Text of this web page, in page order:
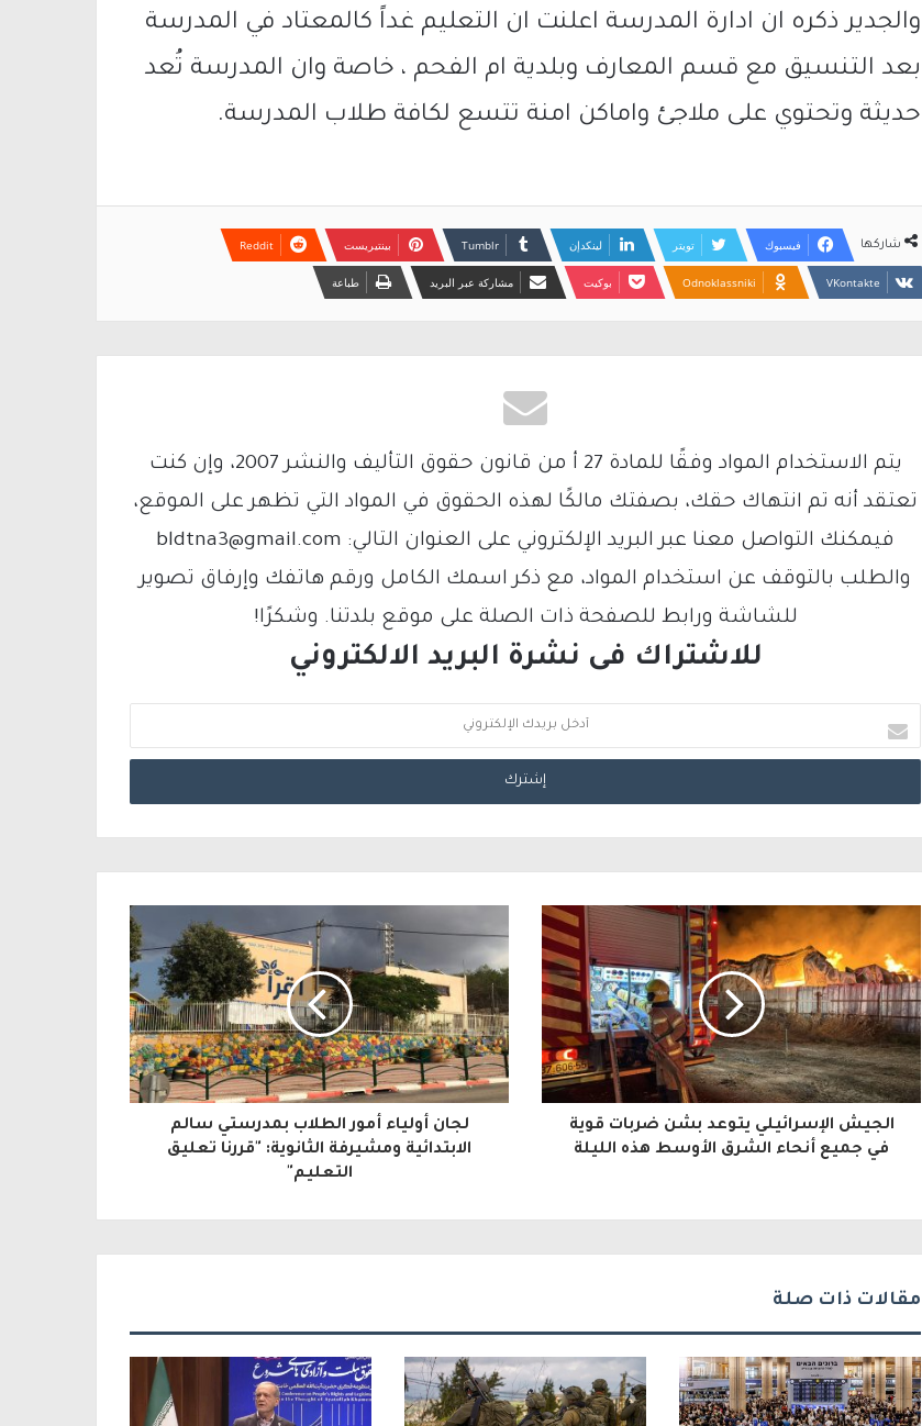
والجدير ذكره ان ادارة المدرسة اعلنت ان التعليم غداً كالمعتاد في المدرسة
بعد التنسيق مع قسم المعارف وبلدية ام الفحم ، خاصة وان المدرسة تُعد
حديثة وتحتوي على ملاجئ واماكن امنة تتسع لكافة طلاب المدرسة.
شاركها فيسبوك تويتر لينكدإن بينتيريست
Odnoklassniki بوكيت مشاركة عبر البريد طباعة
يتم الاستخدام المواد وفقًا للمادة 27 أ من قانون حقوق التأليف والنشر 2007، وإن كنت
تعتقد أنه تم انتهاك حقك، بصفتك مالكًا لهذه الحقوق في المواد التي تظهر على الموقع،
فيمكنك التواصل معنا عبر البريد الإلكتروني على العنوان التالي: bldtna3@gmail.com
والطلب بالتوقف عن استخدام المواد، مع ذكر اسمك الكامل ورقم هاتفك وإرفاق تصوير
للشاشة ورابط للصفحة ذات الصلة على موقع بلدتنا. وشكرًا!
للاشتراك فى نشرة البريد الالكتروني
د
خ
ل
ب
ر
ي
د
ك
ا
ل
ك
ت
ر
و
ن
ي
الجيش الإسرائيلي يتوعد بشن ضربات قوية
في جميع أنحاء الشرق الأوسط هذه الليلة
لجان أولياء أمور الطلاب بمدرستي سالم
الابتدائية ومشيرفة الثانوية: "قررنا تعليق
التعليم"
مقالات ذات صلة